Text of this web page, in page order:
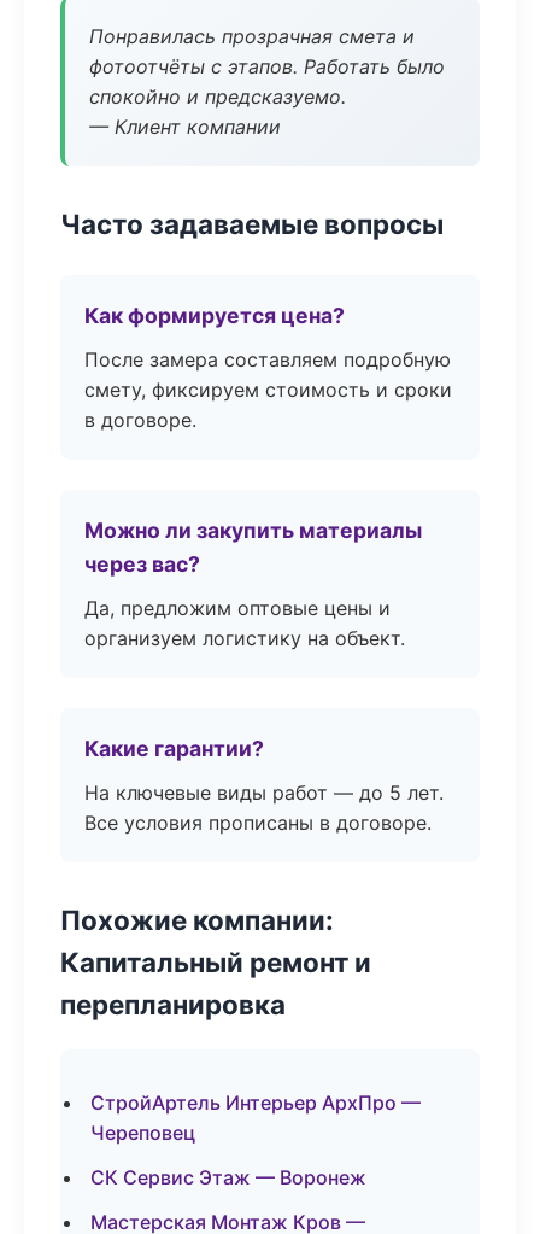
Понравилась прозрачная смета и
фотоотчёты с этапов. Работать было
спокойно и предсказуемо.
— Клиент компании
Часто задаваемые вопросы
Как формируется цена?
После замера составляем подробную
смету, фиксируем стоимость и сроки
в договоре.
Можно ли закупить материалы
через вас?
Да, предложим оптовые цены и
организуем логистику на объект.
Какие гарантии?
На ключевые виды работ — до 5 лет.
Все условия прописаны в договоре.
Похожие компании:
Капитальный ремонт и
перепланировка
СтройАртель Интерьер АрхПро —
Череповец
СК Сервис Этаж — Воронеж
Мастерская Монтаж Кров —